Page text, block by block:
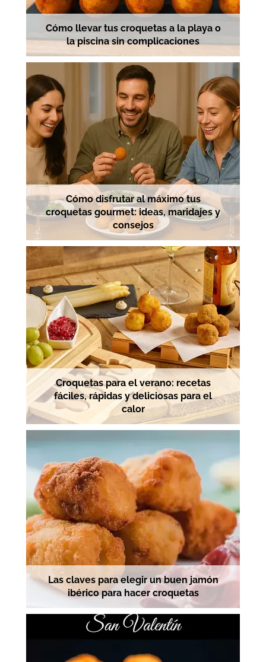
Cómo llevar tus croquetas a la playa o
la piscina sin complicaciones
Cómo disfrutar al máximo tus
croquetas gourmet: ideas, maridajes y
consejos
Croquetas para el verano: recetas
fáciles, rápidas y deliciosas para el
calor
Las claves para elegir un buen jamón
ibérico para hacer croquetas